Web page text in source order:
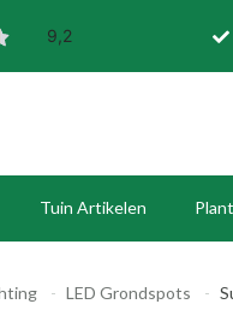
Tuin Artikelen
LED Grondspots